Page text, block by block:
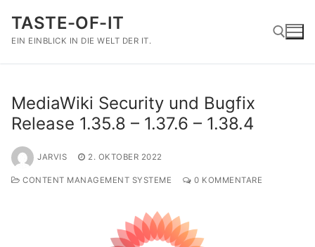
Inhalt
springen
TASTE-OF-IT
EIN EINBLICK IN DIE WELT DER IT.
MediaWiki Security und Bugfix
Release 1.35.8 – 1.37.6 – 1.38.4
JARVIS 2. OKTOBER 2022
CONTENT MANAGEMENT SYSTEME 0 KOMMENTARE